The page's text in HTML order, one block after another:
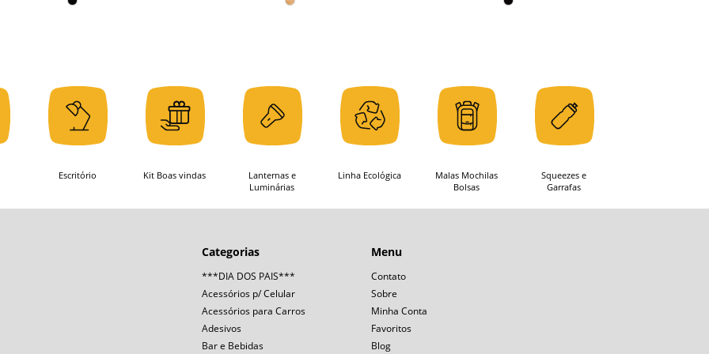
Escritório Kit Boas vindas
Lanternas e
Luminárias
Linha Ecológica
Malas Mochilas
Bolsas
Squeezes e
Garrafas
Categorias
***DIA DOS PAIS***
Acessórios p/ Celular
Acessórios para Carros
Adesivos
Bar e Bebidas
Menu
Contato
Sobre
Minha Conta
Favoritos
Blog